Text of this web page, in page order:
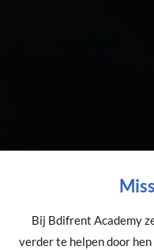
Bij Bdifrent Academy
verder te helpen door